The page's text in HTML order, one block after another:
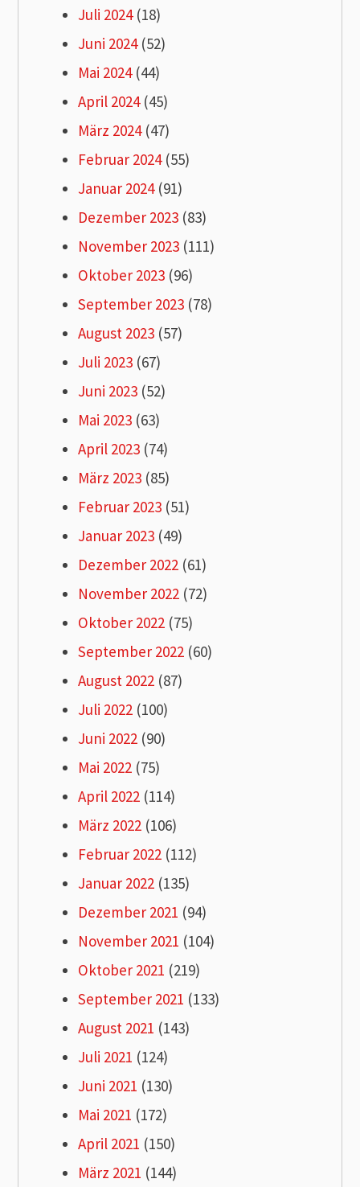
Juli 2024(18)
Juni 2024(52)
Mai 2024(44)
April 2024(45)
März 2024(47)
Februar 2024(55)
Januar 2024(91)
Dezember 2023 (83)
November 2023 (111)
Oktober 2023 (96)
September 2023 (78)
August 2023 (57)
Juli 2023 (67)
Juni 2023 (52)
Mai 2023 (63)
April 2023 (74)
März 2023 (85)
Februar 2023 (51)
Januar 2023 (49)
Dezember 2022 (61)
November 2022 (72)
Oktober 2022 (75)
September 2022 (60)
August 2022 (87)
Juli 2022 (100)
Juni 2022 (90)
Mai 2022 (75)
April 2022 (114)
März 2022 (106)
Februar 2022 (112)
Januar 2022 (135)
Dezember 2021 (94)
November 2021 (104)
Oktober 2021 (219)
September 2021 (133)
August 2021 (143)
Juli 2021 (124)
Juni 2021 (130)
Mai 2021 (172)
April 2021 (150)
März 2021 (144)